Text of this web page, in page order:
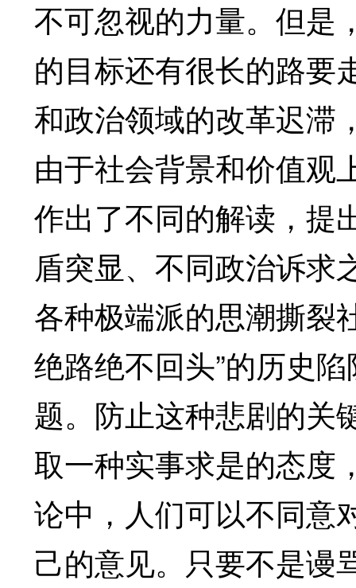
不可忽视的力量。但是
的目标还有很长的路要
和政治领域的改革迟滞
由于社会背景和价值观
作出了不同的解读，提
盾突显、不同政治诉求
各种极端派的思潮撕裂
绝路绝不回头”的历史
题。防止这种悲剧的关
取一种实事求是的态度
论中，人们可以不同意
己的意见。只要不是谩